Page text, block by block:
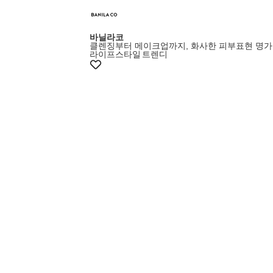
증정이벤트
바닐라코
클렌징부터 메이크업까지, 화사한 피부표현 명
라이프스타일 트렌디